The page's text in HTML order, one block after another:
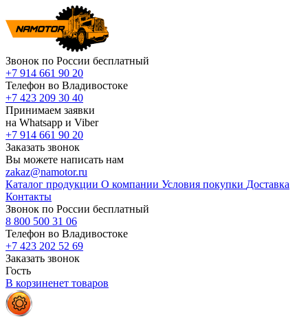
Звонок по России бесплатный
+7 914 661 90 20
Телефон во Владивостоке
+7 423 209 30 40
Принимаем заявки
на Whatsapp и Viber
+7 914 661 90 20
Заказать звонок
Вы можете написать нам
zakaz@namotor.ru
Каталог продукции О компании Условия покупки Доставка
Контакты
Звонок по России бесплатный
8 800 500 31 06
Телефон во Владивостоке
+7 423 202 52 69
Заказать звонок
Гость
В корзиненет товаров